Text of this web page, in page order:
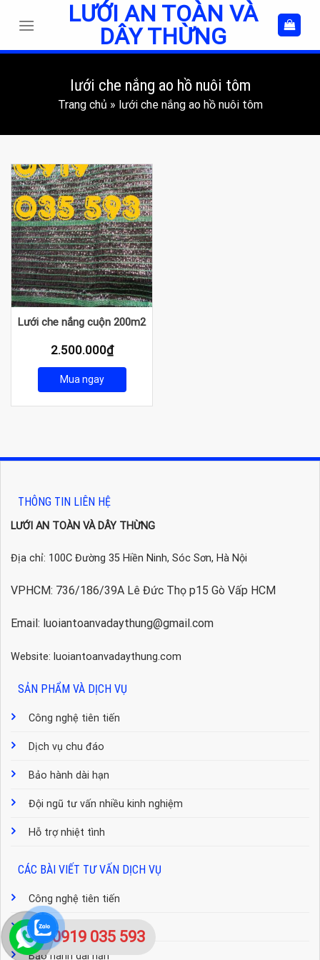
LƯỚI AN TOÀN VÀ
DÂY THỪNG
lưới che nắng ao hồ nuôi tôm
Trang chủ » lưới che nắng ao hồ nuôi tôm
Lưới che nắng cuộn 200m2
2.500.000₫
Mua ngay
THÔNG TIN LIÊN HỆ
LƯỚI AN TOÀN VÀ DÂY THỪNG
Địa chỉ: 100C Đường 35 Hiền Ninh, Sóc Sơn, Hà Nội
VPHCM: 736/186/39A Lê Đức Thọ p15 Gò Vấp HCM
Email: luoiantoanvadaythung@gmail.com
Website: luoiantoanvadaythung.com
SẢN PHẨM VÀ DỊCH VỤ
Công nghệ tiên tiến
Dịch vụ chu đáo
Bảo hành dài hạn
Đội ngũ tư vấn nhiều kinh nghiệm
Hỗ trợ nhiệt tình
CÁC BÀI VIẾT TƯ VẤN DỊCH VỤ
Công nghệ tiên tiến
Dịch vụ chu đáo
Bảo hành dài hạn
0919 035 593